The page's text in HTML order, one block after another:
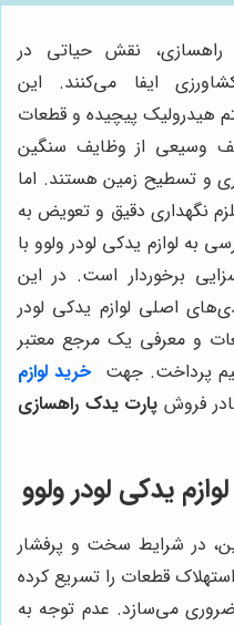
راهسازی، نقش حیاتی در
ایفا می‌کنند. این
هیدرولیک پیچیده و قطعات
وسیعی از وظایف سنگین
و تسطیح زمین هستند. اما
نگهداری دقیق و تعویض به
به لوازم یدکی لودر ولوو با
برخوردار است. در این
اصلی لوازم یدکی لودر
و معرفی یک مرجع معتبر
پرداخت. جهت خرید لوازم
فروش پارت یدک راهسازی
یدکی لودر ولوو
در شرایط سخت و پرفشار
قطعات را تسریع کرده
می‌سازد. عدم توجه به